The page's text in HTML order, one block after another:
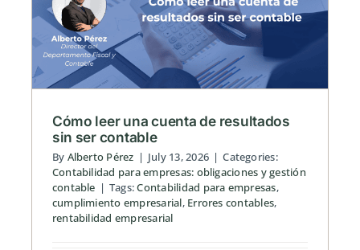
acuerdo:
Cómo leer una cuenta de resultados
sin ser contable
By Alberto Pérez | July 13, 2026 | Categories:
Contabilidad para empresas: obligaciones y gestión
contable | Tags:Contabilidad para empresas,
cumplimiento empresarial, Errores contables,
rentabilidad empresarial